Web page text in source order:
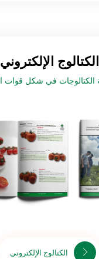
الكتالوج الإلكتروني
الكتالوج الإلكتروني